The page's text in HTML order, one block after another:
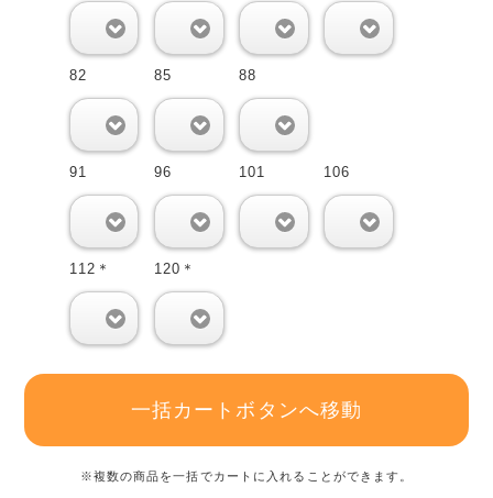
82 85 88
91 96 101 106
112＊ 120＊
一括カートボタンへ移動
※複数の商品を一括でカートに入れることができます。